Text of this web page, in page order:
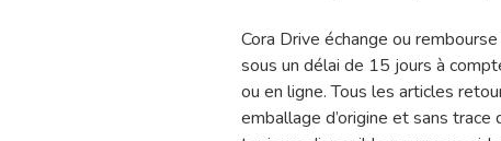
Cora Drive échange ou
sous un délai de 15 jours à
ou en ligne. Tous les articles
emballage d’origine et sans